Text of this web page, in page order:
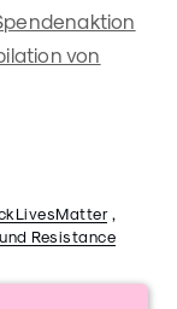
von
,
Resistance